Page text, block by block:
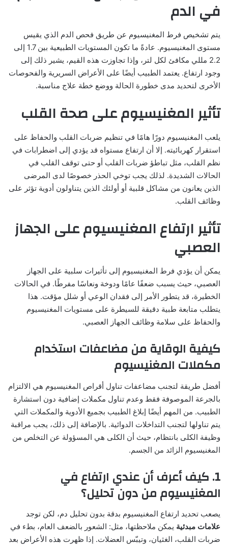
في الدم
يتم تشخيص فرط المغنيسيوم عن طريق فحص الدم الذي يقيس
مستوى المغنيسيوم. عادةً ما تكون المستويات الطبيعية بين 1.7 إلى
2.2 مللي مكافئ لكل لتر، وإذا تجاوزت هذه القيم، يشير ذلك إلى
وجود ارتفاع. يعتمد الطبيب أيضًا على الأعراض السريرية والفحوصات
الأخرى لتحديد مدى خطورة الحالة ووضع خطة علاج مناسبة.
تأثير المغنيسيوم على صحة القلب
يلعب المغنيسيوم دورًا هامًا في تنظيم ضربات القلب والحفاظ على
استقرار كهربائيته. إلا أن ارتفاع مستواه قد يؤدي إلى اضطرابات في
نظم القلب، مثل تباطؤ ضربات القلب أو حتى توقف القلب في
الحالات الشديدة. لذلك يجب توخي الحذر خصوصًا لدى المرضى
الذين يعانون من مشاكل قلبية أو أولئك الذين يتناولون أدوية تؤثر على
وظائف القلب.
تأثير ارتفاع المغنيسيوم على الجهاز
العصبي
يمكن أن يؤدي فرط المغنيسيوم إلى تأثيرات سلبية على الجهاز
العصبي، حيث يسبب ضعفًا عامًا ودوخة ونعاسًا مفرطًا. في الحالات
الخطيرة، قد يتطور الأمر إلى فقدان الوعي أو شلل مؤقت. هذا
يتطلب متابعة طبية دقيقة للسيطرة على مستويات المغنيسيوم
والحفاظ على سلامة وظائف الجهاز العصبي.
كيفية الوقاية من مضاعفات استخدام
مكملات المغنيسيوم
أفضل طريقة لتجنب مضاعفات تناول أقراص المغنيسيوم هي الالتزام
بالجرعة الموصوفة فقط وعدم تناول مكملات إضافية دون استشارة
الطبيب. من المهم أيضًا إبلاغ الطبيب بجميع الأدوية والمكملات التي
يتم تناولها لتجنب التداخلات الدوائية. بالإضافة إلى ذلك، يجب مراقبة
وظيفة الكلى بانتظام، حيث أن الكلى هي المسؤولة عن التخلص من
المغنيسيوم الزائد من الجسم.
1. كيف أعرف أن عندي ارتفاع في
المغنيسيوم من دون تحليل؟
يصعب تحديد ارتفاع المغنيسيوم بدقة بدون تحليل دم، لكن توجد
علامات مبدئية يمكن ملاحظتها، مثل: الشعور بالضعف العام، بطء في
ضربات القلب، الغثيان، وتيبّس العضلات. إذا ظهرت هذه الأعراض بعد